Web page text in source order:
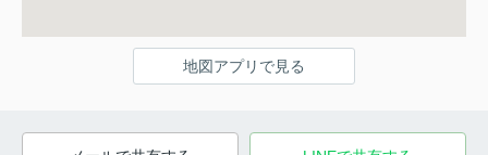
地図アプリで見る